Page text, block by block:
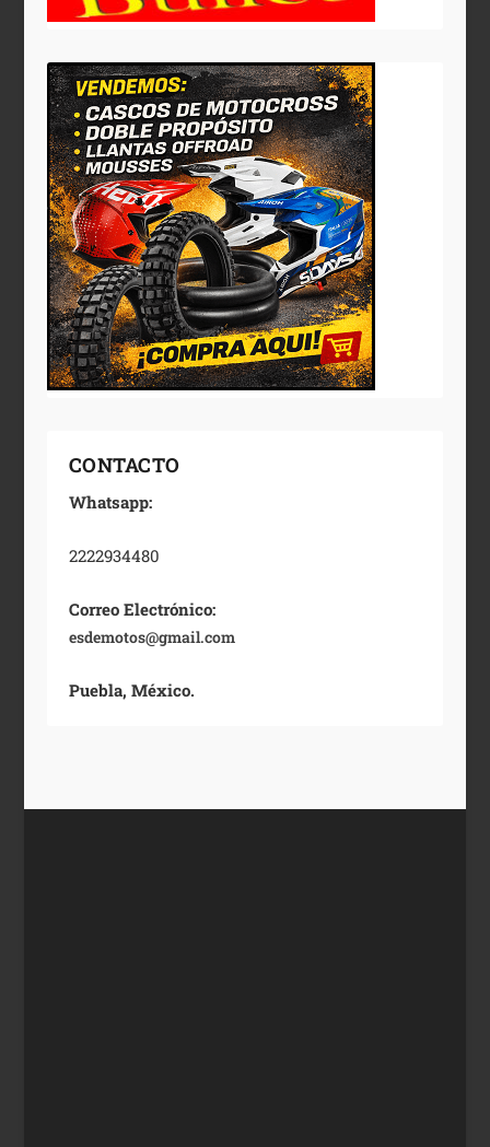
CONTACTO
Whatsapp:
2222934480
Correo Electrónico:
esdemotos@gmail.com
Puebla, México.